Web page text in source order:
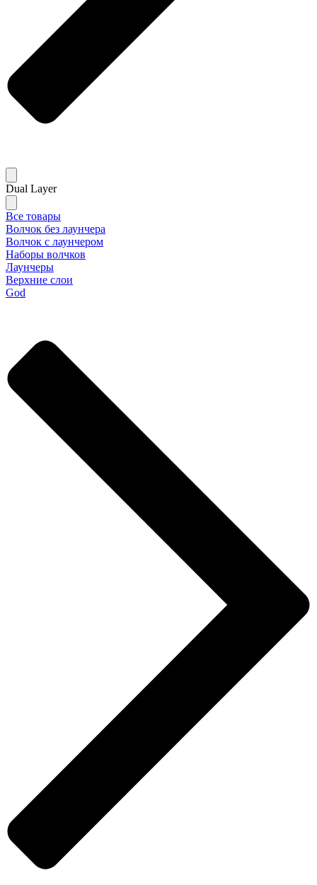
Dual Layer
Все товары
Волчок без лаунчера
Волчок с лаунчером
Наборы волчков
Лаунчеры
Верхние слои
God